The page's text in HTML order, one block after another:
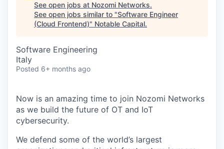
See open jobs at Nozomi Networks.
See open jobs similar to "Software Engineer
(Cloud Frontend)" Notable Capital.
Software Engineering
Italy
Posted 6+ months ago
Now is an amazing time to join Nozomi Networks
as we build the future of OT and IoT
cybersecurity.
We defend some of the world’s largest